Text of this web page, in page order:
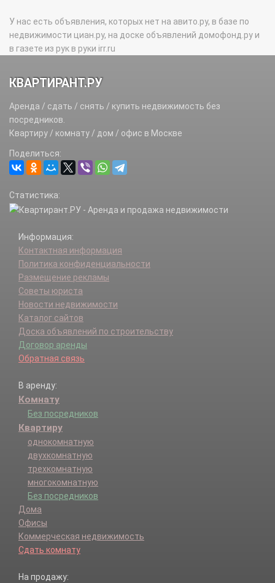
У нас есть объявления, которых нет на авито.ру, в базе по
недвижимости циан.ру, на доске объявлений домофонд.ру и
в газете из рук в руки irr.ru
КВАРТИРАНТ.РУ
Аренда / сдать / снять / купить недвижимость без
посредников.
Квартиру / комнату / дом / офис в Москве
Поделиться:
Статистика:
Информация:
Контактная информация
Политика конфиденциальности
Размещение рекламы
Советы юриста
Новости недвижимости
Каталог сайтов
Доска объявлений по строительству
Договор аренды
Обратная связь
В аренду:
Комнату
Без посредников
Квартиру
однокомнатную
двухкомнатную
трехкомнатную
многокомнатную
Без посредников
Дома
Офисы
Коммерческая недвижимость
Сдать комнату
На продажу: